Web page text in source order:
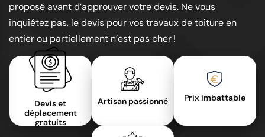
proposé avant d’approuver votre devis. Ne vous
inquiétez pas, le devis pour vos travaux de toiture en
entier ou partiellement n’est pas cher !
Devis et
déplacement
gratuits
Artisan passionné Prix imbattable